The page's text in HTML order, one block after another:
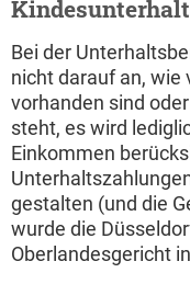
Bei der
nicht darauf an, wie
vorhanden sind
steht, es wird
Einkommen
gestalten (und die
wurde die
Oberlandesgericht